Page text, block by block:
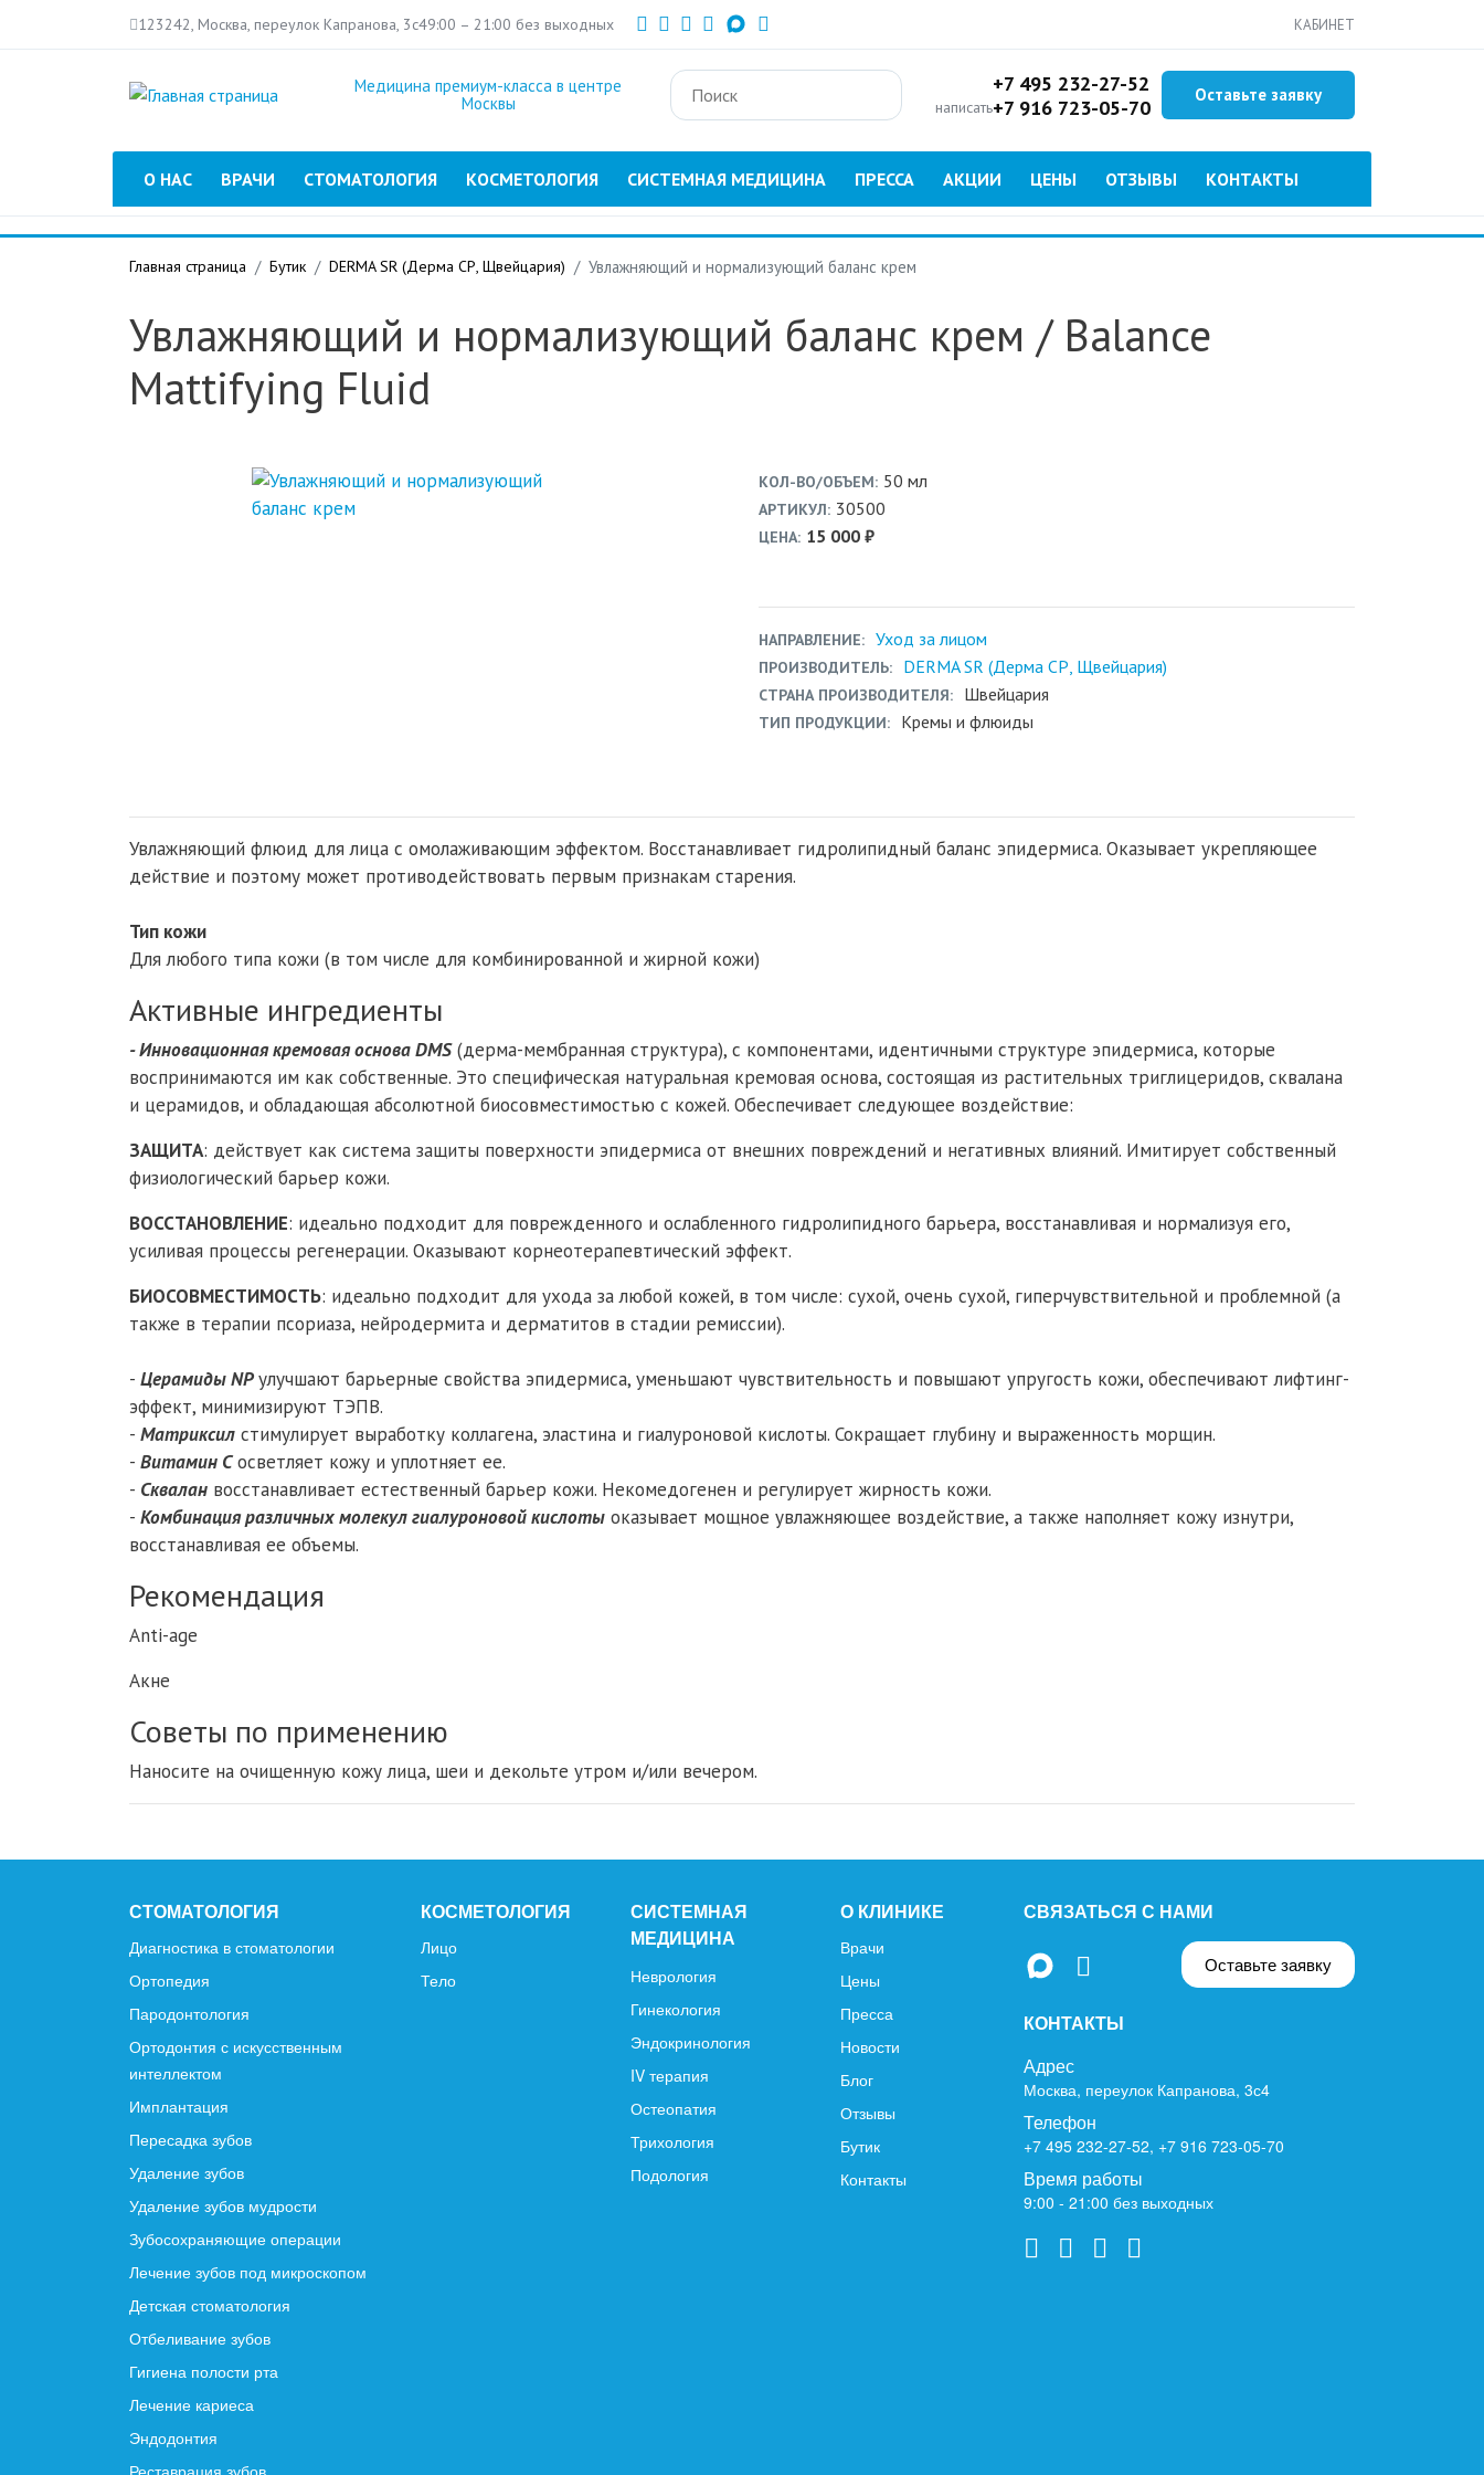
Перейти
основному
123242, Москва, переулок Капранова, 3с49:00 – 21:00 без выходных КАБИНЕТ
Медицина премиум-класса в центре
Москвы
+7 495 232-27-52
написать+7 916 723-05-70 Оставьте заявку
О НАС ВРАЧИ СТОМАТОЛОГИЯ КОСМЕТОЛОГИЯ СИСТЕМНАЯ МЕДИЦИНА ПРЕССА АКЦИИ ЦЕНЫ ОТЗЫВЫ КОНТАКТЫ
Главная страница Бутик DERMA SR (Дерма СР, Щвейцария) Увлажняющий и нормализующий баланс крем
Увлажняющий и нормализующий баланс крем / Balance
Mattifying Fluid
КОЛ-ВО/ОБЪЕМ 50 мл
АРТИКУЛ 30500
ЦЕНА 15 000 ₽
НАПРАВЛЕНИЕ Уход за лицом
ПРОИЗВОДИТЕЛЬ DERMA SR (Дерма СР, Щвейцария)
СТРАНА ПРОИЗВОДИТЕЛЯ Швейцария
ТИП ПРОДУКЦИИ Кремы и флюиды
Увлажняющий флюид для лица с омолаживающим эффектом. Восстанавливает гидролипидный баланс эпидермиса. Оказывает укрепляющее
действие и поэтому может противодействовать первым признакам старения.
Тип кожи
Для любого типа кожи (в том числе для комбинированной и жирной кожи)
Активные ингредиенты
- Инновационная кремовая основа DMS(дерма-мембранная структура), с компонентами, идентичными структуре эпидермиса, которые
воспринимаются им как собственные. Это специфическая натуральная кремовая основа, состоящая из растительных триглицеридов, сквалана
и церамидов, и обладающая абсолютной биосовместимостью с кожей. Обеспечивает следующее воздействие:
ЗАЩИТА: действует как система защиты поверхности эпидермиса от внешних повреждений и негативных влияний. Имитирует собственный
физиологический барьер кожи.
ВОССТАНОВЛЕНИЕ: идеально подходит для поврежденного и ослабленного гидролипидного барьера, восстанавливая и нормализуя его,
усиливая процессы регенерации. Оказывают корнеотерапевтический эффект.
БИОСОВМЕСТИМОСТЬ: идеально подходит для ухода за любой кожей, в том числе: сухой, очень сухой, гиперчувствительной и проблемной (а
также в терапии псориаза, нейродермита и дерматитов в стадии ремиссии).
- Церамиды NPулучшают барьерные свойства эпидермиса, уменьшают чувствительность и повышают упругость кожи, обеспечивают лифтинг-
эффект, минимизируют ТЭПВ.
- Матриксил стимулирует выработку коллагена, эластина и гиалуроновой кислоты. Сокращает глубину и выраженность морщин.
- Витамин Cосветляет кожу и уплотняет ее.
- Сквалан восстанавливает естественный барьер кожи. Некомедогенен и регулирует жирность кожи.
- Комбинация различных молекул гиалуроновой кислоты оказывает мощное увлажняющее воздействие, а также наполняет кожу изнутри,
восстанавливая ее объемы.
Рекомендация
Anti-age
Акне
Советы по применению
Наносите на очищенную кожу лица, шеи и декольте утром и/или вечером.
СТОМАТОЛОГИЯ
Диагностика в стоматологии
Ортопедия
Пародонтология
Ортодонтия с искусственным
интеллектом
Имплантация
Пересадка зубов
Удаление зубов
Удаление зубов мудрости
Зубосохраняющие операции
Лечение зубов под микроскопом
Детская стоматология
Отбеливание зубов
Гигиена полости рта
Лечение кариеса
Эндодонтия
Реставрация зубов
КОСМЕТОЛОГИЯ
Лицо
Тело
СИСТЕМНАЯ
МЕДИЦИНА
Неврология
Гинекология
Эндокринология
IV терапия
Остеопатия
Трихология
Подология
О КЛИНИКЕ
Врачи
Цены
Пресса
Новости
Блог
Отзывы
Бутик
Контакты
СВЯЗАТЬСЯ С НАМИ
Оставьте заявку
КОНТАКТЫ
Адрес
Москва, переулок Капранова, 3с4
Телефон
+7 495 232-27-52, +7 916 723-05-70
Время работы
9:00 - 21:00 без выходных